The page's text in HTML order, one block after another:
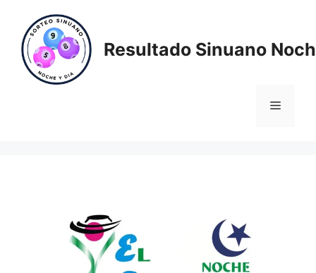
contenido
Resultado Sinuano
Menú